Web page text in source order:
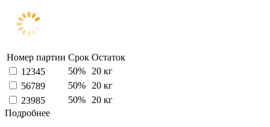
Номер партии Срок Остаток
12345
50%
20 кг
56789
50%
20 кг
23985
50%
20 кг
Подробнее